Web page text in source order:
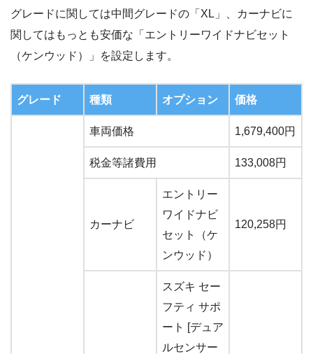
グレードに関しては中間グレードの「XL」、カーナビに
関してはもっとも安価な「エントリーワイドナビセット
（ケンウッド）」を設定します。
グレード 種類 オプション 価格
車両価格 1,679,400円
税金等諸費用 133,008円
カーナビ
エントリー
ワイドナビ
セット（ケ
ンウッド）
120,258円
スズキ セー
フティ サポ
ート [デュア
ルセンサー